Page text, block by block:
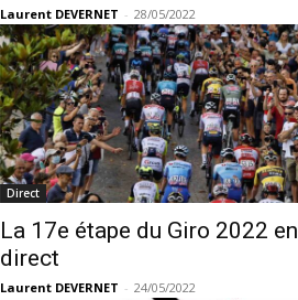
Laurent DEVERNET - 28/05/2022
Direct
La 17e étape du Giro 2022 en
direct
Laurent DEVERNET - 24/05/2022